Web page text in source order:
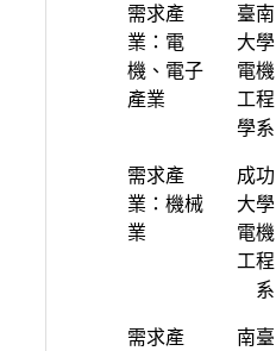
需求產
業：電
機、電子
產業
臺南
大學
電機
工程
學系
需求產
業：機械
業
成功
大學
電機
工程
系
需求產
南臺